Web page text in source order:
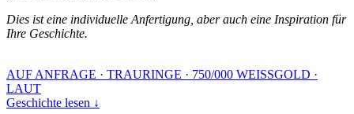
Dies ist eine individuelle Anfertigung, aber auch eine Inspiration für
Ihre Geschichte.
AUF ANFRAGE · TRAURINGE · 750/000 WEISSGOLD ·
LAUT
Geschichte lesen ↓